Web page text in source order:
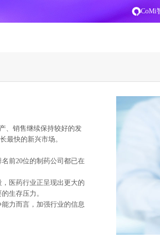
CoMi
智能创作、问答与辅助审批
全新的移动智能超级秘书
度融合 AI-COP助力协同运营数智化
转型落地 多元应用汇聚 数智办公
配
专精特新
支撑集团治理、控制与宏观管理
、销售继续保持较好的发
最快的新兴市场。
前20位的制药公司都已在
医药行业正呈现出更大的
生存压力。
力而言，加强行业的信息